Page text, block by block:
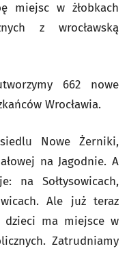
miejsc w żłobkach
z wrocławską
662 nowe
Wrocławia.
Nowe Żerniki,
na Jagodnie. A
na Sołtysowicach,
Ale już teraz
dzieci ma miejsce w
Zatrudniamy